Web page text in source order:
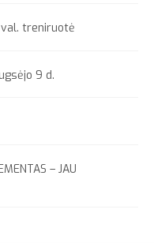
val. treniruotė
9 d.
– JAU